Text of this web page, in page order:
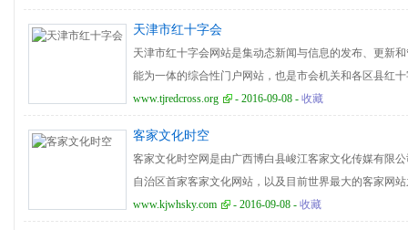
天津市红十字会
天津市红十字会网站是集动态新闻与信息的发布、更新
能为一体的综合性门户网站，也是市会机关和各区县红
知识，扩大红十字组织影响力，推动红十字事业又好又
实现了无纸化办公，提高办公效率，为红十字会系统提
www.tjredcross.org - 2016-09-08 - 收藏
客家文化时空
客家文化时空网是由广西博白县峻江客家文化传媒有限
自治区首家客家文化网站，以及目前世界最大的客家网
承客家文化为宗旨，坚持“百花齐放，百家争鸣”的方针
www.kjwhsky.com - 2016-09-08 - 收藏